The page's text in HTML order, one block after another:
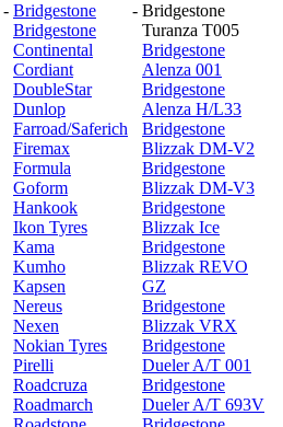
- Bridgestone
Bridgestone
Continental
Cordiant
DoubleStar
Dunlop
Farroad/Saferich
Firemax
Formula
Goform
Hankook
Ikon Tyres
Kama
Kumho
Kapsen
Nereus
Nexen
Nokian Tyres
Pirelli
Roadcruza
Roadmarch
- Bridgestone
Turanza T005
Bridgestone
Alenza 001
Bridgestone
Alenza H/L33
Bridgestone
Blizzak DM-V2
Bridgestone
Blizzak DM-V3
Bridgestone
Blizzak Ice
Bridgestone
Blizzak REVO
GZ
Bridgestone
Blizzak VRX
Bridgestone
Dueler A/T 001
Bridgestone
Dueler A/T 693V